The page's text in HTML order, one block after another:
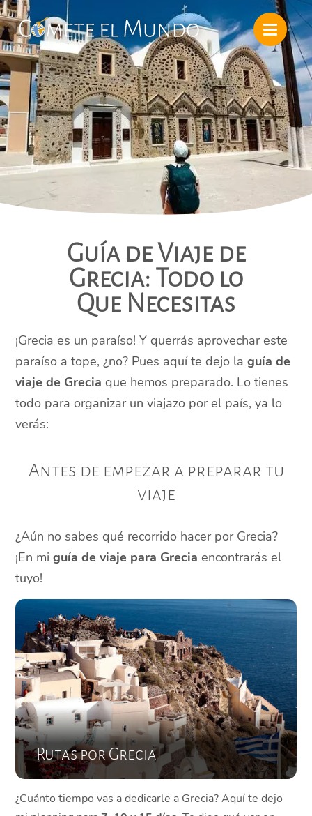
Guía de Viaje de
Grecia: Todo lo
Que Necesitas
¡Grecia es un paraíso! Y querrás aprovechar este
paraíso a tope, ¿no? Pues aquí te dejo laguía de
viaje de Grecia que hemos preparado. Lo tienes
todo para organizar un viajazo por el país, ya lo
verás:
Antes de empezar a preparar tu
viaje
¿Aún no sabes qué recorrido hacer por Grecia?
¡En mi guía de viaje para Grecia encontrarás el
tuyo!
Rutas por Grecia
¿Cuánto tiempo vas a dedicarle a Grecia? Aquí te dejo